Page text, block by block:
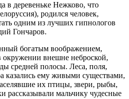
в деревеньке Нежково, что
родился человек,
одним из лучших гипнологов
Гончаров.
богатым воображением,
окружении внешне неброской,
средней полосы. Леса, поля,
казались ему живыми существами,
их птицы, звери, рыбы,
рассказывали мальчику чудесные